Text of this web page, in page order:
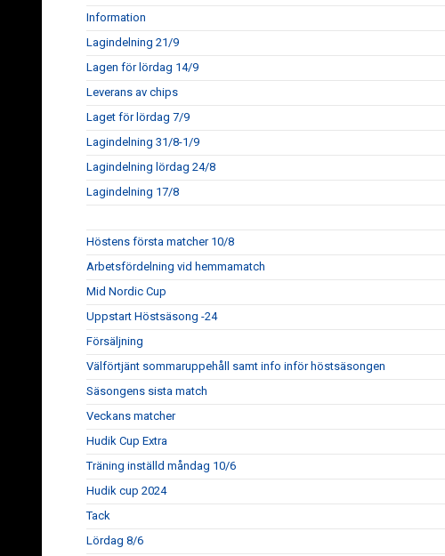
Information
Lagindelning 21/9
Lagen för lördag 14/9
Leverans av chips
Laget för lördag 7/9
Lagindelning 31/8-1/9
Lagindelning lördag 24/8
Lagindelning 17/8
Höstens första matcher 10/8
Arbetsfördelning vid hemmamatch
Mid Nordic Cup
Uppstart Höstsäsong -24
Försäljning
Välförtjänt sommaruppehåll samt info inför höstsäsongen
Säsongens sista match
Veckans matcher
Hudik Cup Extra
Träning inställd måndag 10/6
Hudik cup 2024
Tack
Lördag 8/6